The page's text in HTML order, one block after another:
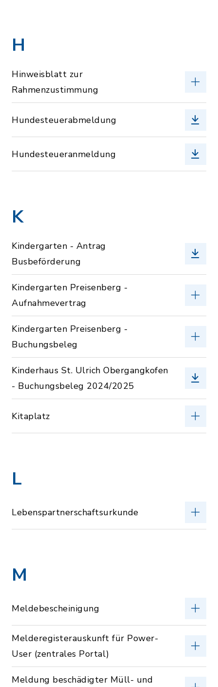
H
Hinweisblatt zur
Rahmenzustimmung
Hundesteuerabmeldung
Hundesteueranmeldung
K
Kindergarten - Antrag
Busbeförderung
Kindergarten Preisenberg -
Aufnahmevertrag
Kindergarten Preisenberg -
Buchungsbeleg
Kinderhaus St. Ulrich Obergangkofen
- Buchungsbeleg 2024/2025
Kitaplatz
L
Lebenspartnerschaftsurkunde
M
Meldebescheinigung
Melderegisterauskunft für Power-
User (zentrales Portal)
Meldung beschädigter Müll- und